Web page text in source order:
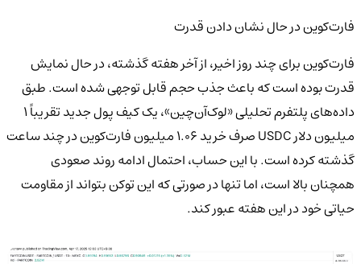
فارت‌کوین در حال نشان دادن قدرت
فارت‌کوین برای چند روز اخیر، از آخر هفته گذشته، در حال نمایش
قدرت بوده است که باعث جذب حجم قابل توجهی شده است. طبق
داده‌های پلتفرم تحلیلی «لوک‌آن‌چین»، یک کیف پول جدید تقریباً ۱
میلیون دلار USDC صرف خرید ۱.۰۶ میلیون فارت‌کوین در چند ساعت
گذشته کرده است. با این حساب، احتمال ادامه روند صعودی
همچنان بالا است، اما تنها در صورتی که این توکن بتواند از مقاومت
حیاتی خود در این هفته عبور کند.